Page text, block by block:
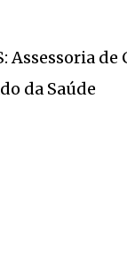
Assessoria
da Saúde